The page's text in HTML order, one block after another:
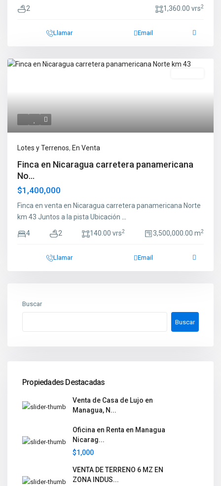
2 1,360.00 vrs2
Llamar Email
Lotes y Terrenos, En Venta
Finca en Nicaragua carretera panamericana
No...
$1,400,000
Finca en venta en Nicaragua carretera panamericana Norte
km 43 Juntos a la pista Ubicación
4 2 140.00 vrs2 3,500,000.00 m2
Llamar Email
Buscar
Buscar
Propiedades Destacadas
Venta de Casa de Lujo en
Managua, N...
Oficina en Renta en Managua
Nicarag...
$1,000
VENTA DE TERRENO 6 MZ EN
ZONA INDUS...